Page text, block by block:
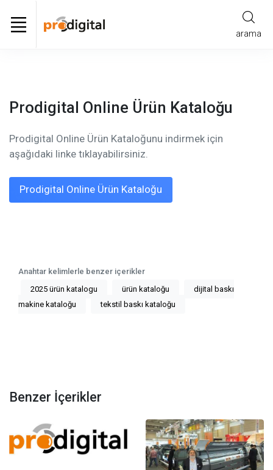
arama
Prodigital Online Ürün Kataloğu
Prodigital Online Ürün Kataloğunu indirmek için
aşağıdaki linke tıklayabilirsiniz.
Prodigital Online Ürün Kataloğu
Anahtar kelimlerle benzer içerikler
2025 ürün katalogu
ürün kataloğu
dijital baskı
makine kataloğu
tekstil baskı kataloğu
Benzer İçerikler